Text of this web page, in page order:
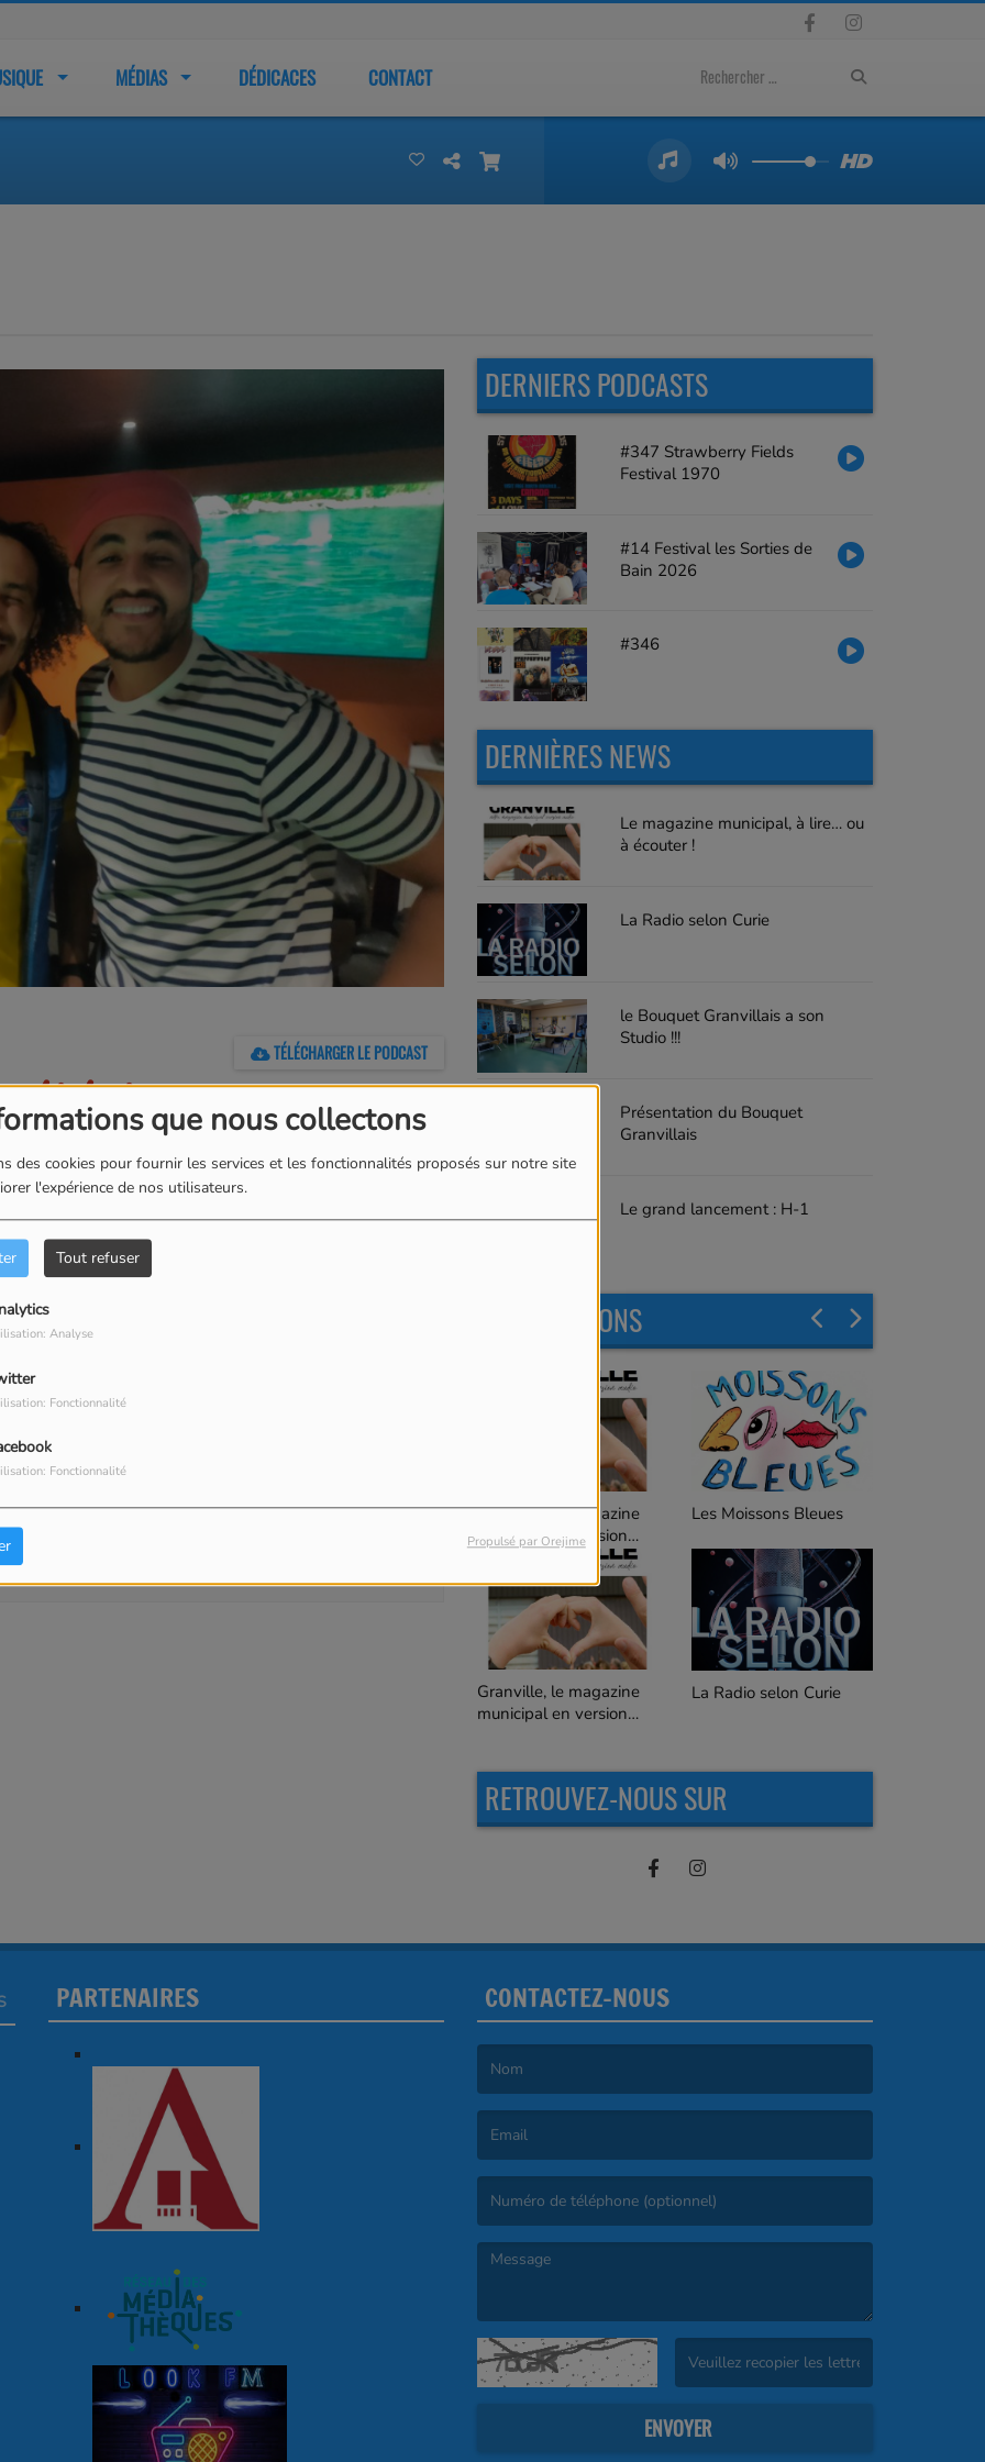
que nous collectons
des cookies pour fournir les services et les fonctionnalités proposés sur notre site
l'expérience de nos utilisateurs.
Tout refuser
Analyse
Fonctionnalité
Fonctionnalité
Propulsé par Orejime
MÉDIAS DÉDICACES CONTACT
TÉLÉCHARGER LE PODCAST
ci dessus sur
ou un Mac,
surtout pas
DERNIERS PODCASTS
#347 Strawberry Fields
Festival 1970
#14 Festival les Sorties de
Bain 2026
#346
DERNIÈRES NEWS
Le magazine municipal, à lire… ou
à écouter !
La Radio selon Curie
le Bouquet Granvillais a son
Studio !!!
Présentation du Bouquet
Granvillais
Le grand lancement : H-1
LES ÉMISSIONS
Granville, le magazine
Les Moissons Bleues
La Radio selon Curie
C'est quoi ça ?
Les Goûteurs de Lune
RETROUVEZ-NOUS SUR
PARTENAIRES CONTACTEZ-NOUS
ENVOYER